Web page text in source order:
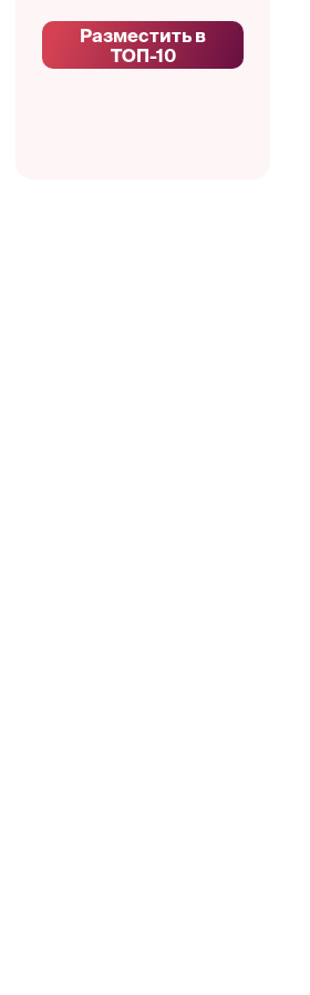
Разместить в
ТОП-10